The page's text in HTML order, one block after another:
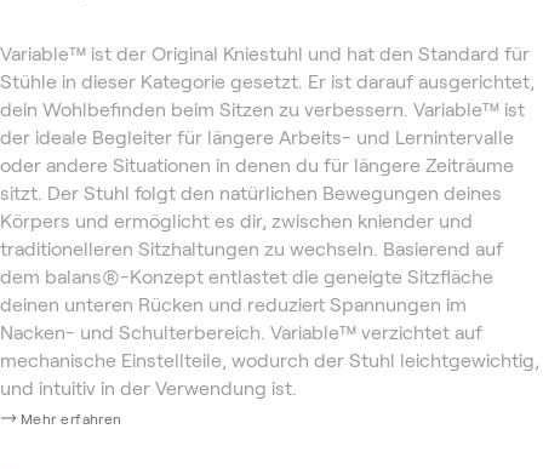
Variable™ ist der Original Kniestuhl und hat den Standard für
Stühle in dieser Kategorie gesetzt. Er ist darauf ausgerichtet,
dein Wohlbefinden beim Sitzen zu verbessern. Variable™ ist
der ideale Begleiter für längere Arbeits- und Lernintervalle
oder andere Situationen in denen du für längere Zeiträume
sitzt. Der Stuhl folgt den natürlichen Bewegungen deines
Körpers und ermöglicht es dir, zwischen kniender und
traditionelleren Sitzhaltungen zu wechseln. Basierend auf
dem balans®-Konzept entlastet die geneigte Sitzfläche
deinen unteren Rücken und reduziert Spannungen im
Nacken- und Schulterbereich. Variable™ verzichtet auf
mechanische Einstellteile, wodurch der Stuhl leichtgewichtig,
und intuitiv in der Verwendung ist.
Mehr erfahren